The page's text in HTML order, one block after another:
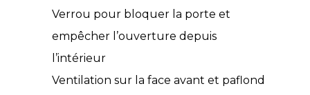
Verrou pour bloquer la porte et
empêcher l’ouverture depuis
l’intérieur
Ventilation sur la face avant et paflond